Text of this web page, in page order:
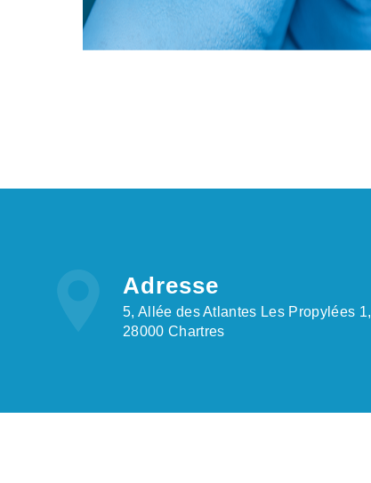
Adresse
5, Allée des Atlantes Les Propylées 1,
28000 Chartres